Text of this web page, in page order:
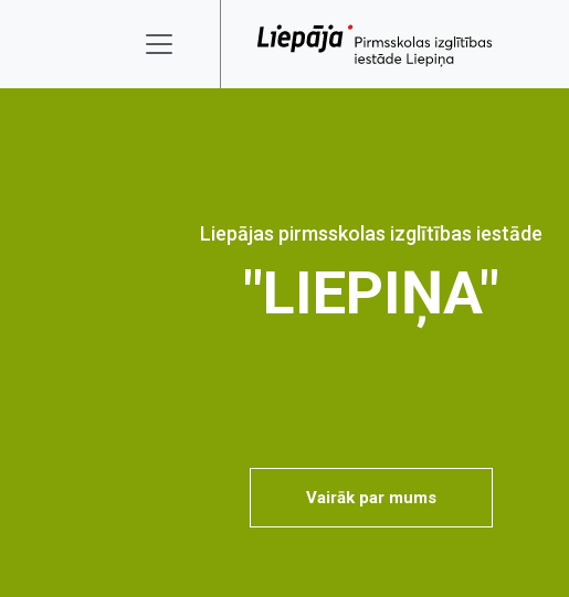
Liepājas pirmsskolas izglītības iestāde
"LIEPIŅA"
Vairāk par mums